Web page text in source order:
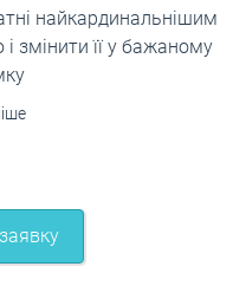
найкардинальнішим
змінити її у бажаному